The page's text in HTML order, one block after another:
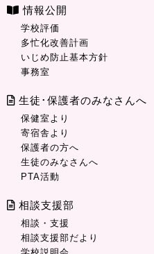
情報公開
学校評価
多忙化改善計画
いじめ防止基本方針
事務室
生徒･保護者のみなさんへ
保健室より
寄宿舎より
保護者の方へ
生徒のみなさんへ
PTA活動
相談支援部
相談・支援
相談支援部だより